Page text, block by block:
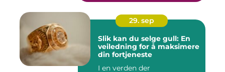
29. sep
Slik kan du selge gull: En
veiledning for å maksimere
din fortjeneste
I en verden der